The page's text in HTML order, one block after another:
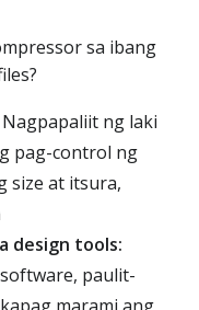
sa ibang
Nagpapaliit ng laki
pag-control ng
size at itsura,
design tools:
paulit-